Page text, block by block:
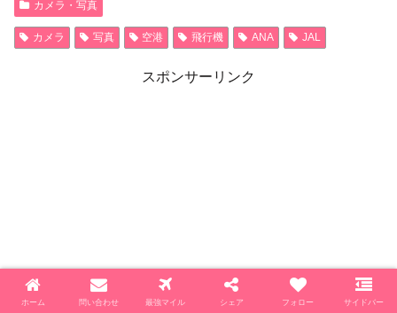
カメラ・写真
カメラ 写真 空港 飛行機 ANA JAL
スポンサーリンク
ホーム 問い合わせ 最強マイル シェア フォロー サイドバー